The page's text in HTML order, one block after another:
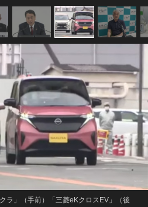
ラ」（手前）「三菱eKクロスEV」（後